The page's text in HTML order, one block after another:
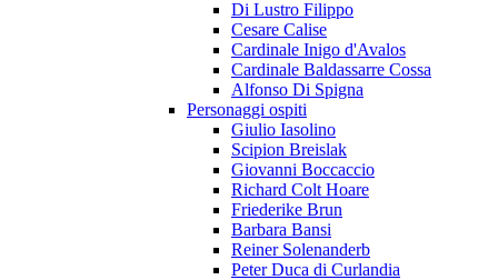
Di Lustro Filippo
Cesare Calise
Cardinale Inigo d'Avalos
Cardinale Baldassarre Cossa
Alfonso Di Spigna
Personaggi ospiti
Giulio Iasolino
Scipion Breislak
Giovanni Boccaccio
Richard Colt Hoare
Friederike Brun
Barbara Bansi
Reiner Solenanderb
Peter Duca di Curlandia